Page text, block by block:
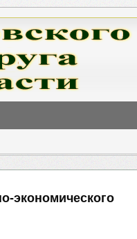
экономического